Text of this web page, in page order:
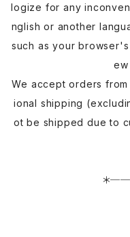
logize for any
nglish or another
such as your
We accept orders
ional shipping
ot be shipped due to
＊